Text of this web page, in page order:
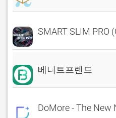
SMART SLIM PRO
베니트프렌드
DoMore - The New